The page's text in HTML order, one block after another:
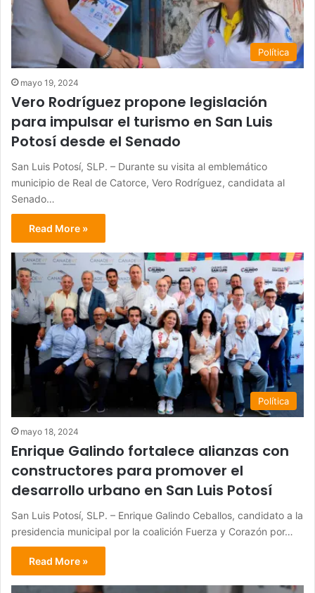
Política
mayo 19, 2024
Vero Rodríguez propone legislación
para impulsar el turismo en San Luis
Potosí desde el Senado
San Luis Potosí, SLP. – Durante su visita al emblemático
municipio de Real de Catorce, Vero Rodríguez, candidata al
Senado…
Read More »
Política
mayo 18, 2024
Enrique Galindo fortalece alianzas con
constructores para promover el
desarrollo urbano en San Luis Potosí
San Luis Potosí, SLP. – Enrique Galindo Ceballos, candidato a la
presidencia municipal por la coalición Fuerza y Corazón por…
Read More »